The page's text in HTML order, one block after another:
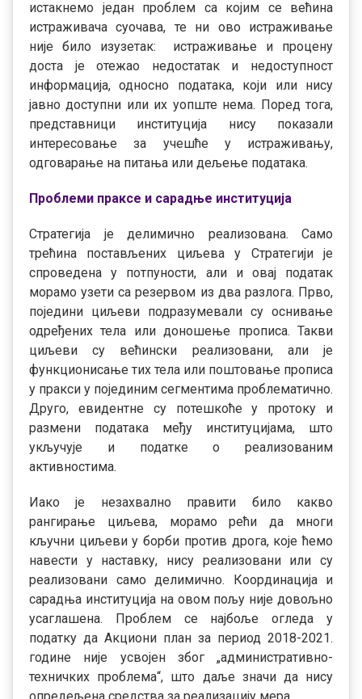
истакнемо један проблем са којим се већина
истраживача суочава, те ни ово истраживање
није било изузетак: истраживање и процену
доста је отежао недостатак и недоступност
информација, односно података, који или нису
јавно доступни или их уопште нема. Поред тога,
представници институција нису показали
интересовање за учешће у истраживању,
одговарање на питања или дељење података.
Проблеми праксе и сарадње институција
Стратегија је делимично реализована. Само
трећина постављених циљева у Стратегији је
спроведена у потпуности, али и овај податак
морамо узети са резервом из два разлога. Прво,
поједини циљеви подразумевали су оснивање
одређених тела или доношење прописа. Такви
циљеви су већински реализовани, али је
функционисање тих тела или поштовање прописа
у пракси у појединим сегментима проблематично.
Друго, евидентне су потешкоће у протоку и
размени података међу институцијама, што
укључује и податке о реализованим
активностима.
Иако је незахвално правити било какво
рангирање циљева, морамо рећи да многи
кључни циљеви у борби против дрога, које ћемо
навести у наставку, нису реализовани или су
реализовани само делимично. Координација и
сарадња институција на овом пољу није довољно
усаглашена. Проблем се најбоље огледа у
податку да Акциони план за период 2018-2021.
године није усвојен због „административно-
техничких проблема“, што даље значи да нису